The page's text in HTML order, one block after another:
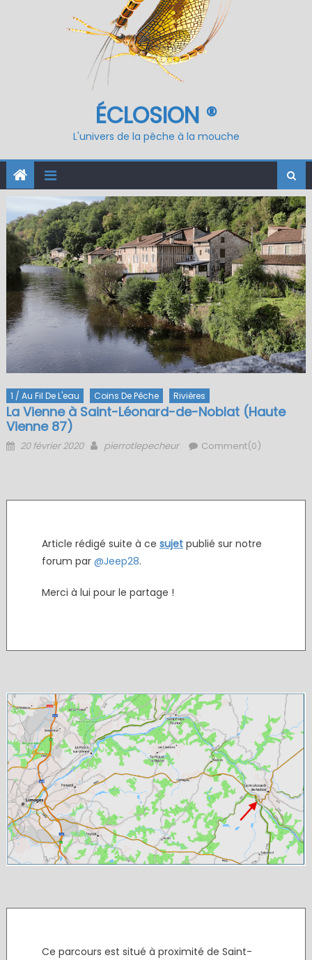
ÉCLOSION ®
L'univers de la pêche à la mouche
1 / Au Fil De L'eau Coins De Pêche Rivières
La Vienne à Saint-Léonard-de-Noblat (Haute
Vienne 87)
Posted
20 février 2020 Author
pierrotlepecheur Comment(0)
Article rédigé suite à ce sujetpublié sur notre
forum par @Jeep28.
Merci à lui pour le partage !
Ce parcours est situé à proximité de Saint-